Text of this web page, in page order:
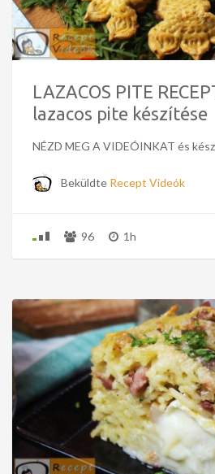
LAZACOS PITE
lazacos pite készítése
NÉZD MEG A VIDEÓINKAT és
Beküldte Recept Videók
96 1h